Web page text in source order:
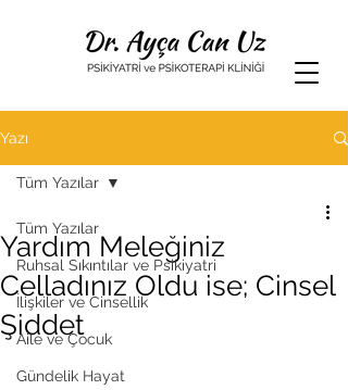
Yazı
Tüm Yazılar
Ruhsal Sıkıntılar ve Psikiyatri
İlişkiler ve Cinsellik
Aile ve Çocuk
Gündelik Hayat
Tüm Yazılar
Yardım Meleğiniz
Celladınız Oldu ise; Cinsel
Şiddet